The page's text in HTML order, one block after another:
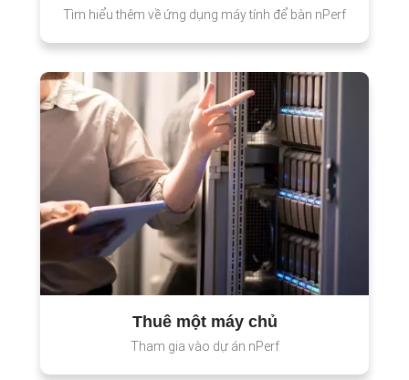
Tìm hiểu thêm về ứng dụng máy tính để bàn nPerf
Thuê một máy chủ
Tham gia vào dự án nPerf